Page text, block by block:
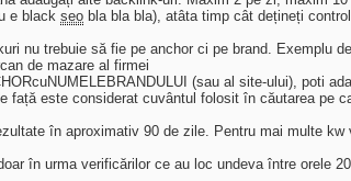
e black seo bla bla bla), atâta timp cât dețineți
nu trebuie să fie pe anchor ci pe brand. Exemplu
de mazare al firmei
(sau al site-ului), poti
față este considerat cuvântul folosit în căutarea pe
în aproximativ 90 de zile. Pentru mai multe
în urma verificărilor ce au loc undeva între orele